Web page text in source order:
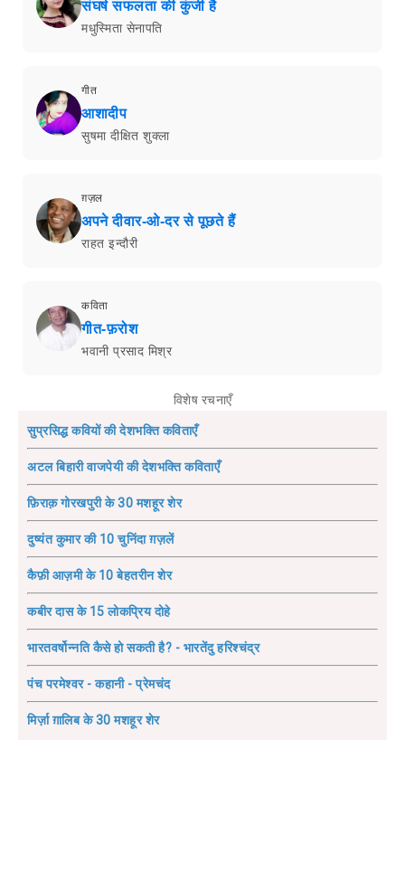
संघर्ष सफलता की कुंजी है
मधुस्मिता सेनापति
गीत
आशादीप
सुषमा दीक्षित शुक्ला
ग़ज़ल
अपने दीवार-ओ-दर से पूछते हैं
राहत इन्दौरी
कविता
गीत-फ़रोश
भवानी प्रसाद मिश्र
विशेष रचनाएँ
सुप्रसिद्ध कवियों की देशभक्ति कविताएँ
अटल बिहारी वाजपेयी की देशभक्ति कविताएँ
फ़िराक़ गोरखपुरी के 30 मशहूर शेर
दुष्यंत कुमार की 10 चुनिंदा ग़ज़लें
कैफ़ी आज़मी के 10 बेहतरीन शेर
कबीर दास के 15 लोकप्रिय दोहे
भारतवर्षोन्नति कैसे हो सकती है? - भारतेंदु हरिश्चंद्र
पंच परमेश्वर - कहानी - प्रेमचंद
मिर्ज़ा ग़ालिब के 30 मशहूर शेर